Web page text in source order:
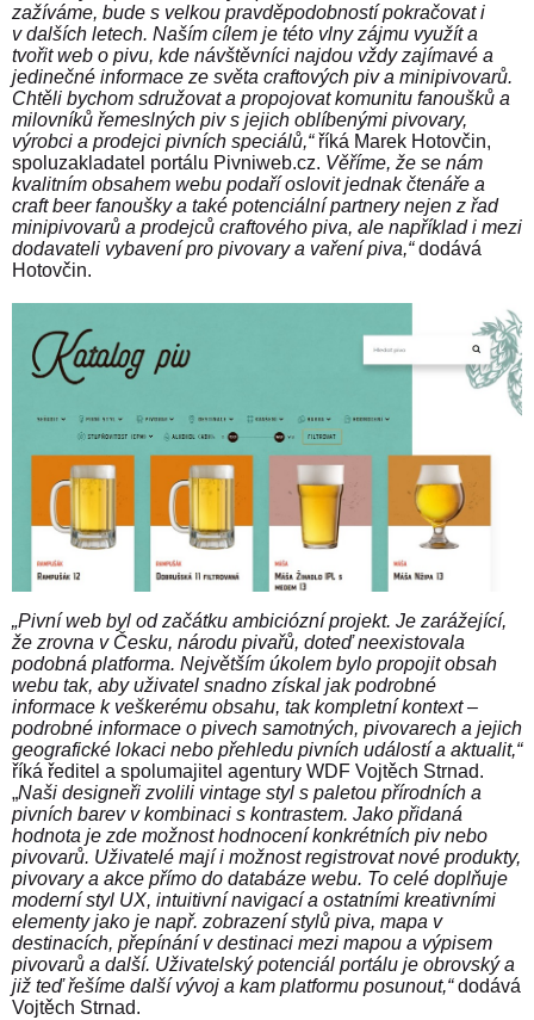
zažíváme, bude s velkou pravděpodobností pokračovat i
v dalších letech. Naším cílem je této vlny zájmu využít a
tvořit web o pivu, kde návštěvníci najdou vždy zajímavé a
jedinečné informace ze světa craftových piv a minipivovarů.
Chtěli bychom sdružovat a propojovat komunitu fanoušků a
milovníků řemeslných piv s jejich oblíbenými pivovary,
výrobci a prodejci pivních speciálů,“říká Marek Hotovčin,
spoluzakladatel portálu Pivniweb.cz. Věříme, že se nám
kvalitním obsahem webu podaří oslovit jednak čtenáře a
craft beer fanoušky a také potenciální partnery nejen z řad
minipivovarů a prodejců craftového piva, ale například i mezi
dodavateli vybavení pro pivovary a vaření piva,“dodává
Hotovčin.
„Pivní web byl od začátku ambiciózní projekt. Je zarážející,
že zrovna v Česku, národu pivařů, doteď neexistovala
podobná platforma. Největším úkolem bylo propojit obsah
webu tak, aby uživatel snadno získal jak podrobné
informace k veškerému obsahu, tak kompletní kontext –
podrobné informace o pivech samotných, pivovarech a jejich
geografické lokaci nebo přehledu pivních událostí a aktualit,“
říká ředitel a spolumajitel agentury WDF Vojtěch Strnad.
„Naši designeři zvolili vintage styl s paletou přírodních a
pivních barev v kombinaci s kontrastem. Jako přidaná
hodnota je zde možnost hodnocení konkrétních piv nebo
pivovarů. Uživatelé mají i možnost registrovat nové produkty,
pivovary a akce přímo do databáze webu. To celé doplňuje
moderní styl UX, intuitivní navigací a ostatními kreativními
elementy jako je např. zobrazení stylů piva, mapa v
destinacích, přepínání v destinaci mezi mapou a výpisem
pivovarů a další. Uživatelský potenciál portálu je obrovský a
již teď řešíme další vývoj a kam platformu posunout,“dodává
Vojtěch Strnad.